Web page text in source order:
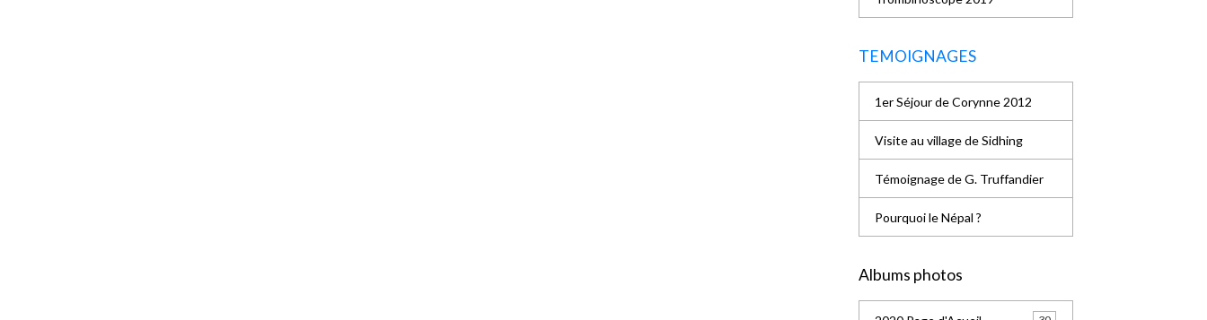
TEMOIGNAGES
1er Séjour de Corynne 2012
Visite au village de Sidhing
Témoignage de G. Truffandier
Pourquoi le Népal ?
Albums photos